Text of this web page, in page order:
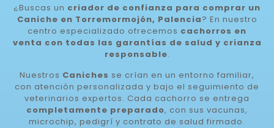
¿Buscas un criador de confianza para comprar un
Caniche en Torremormojón, Palencia? En nuestro
centro especializado ofrecemos cachorros en
venta con todas las garantías de salud y crianza
responsable.
Nuestros Caniches se crían en un entorno familiar,
con atención personalizada y bajo el seguimiento de
veterinarios expertos. Cada cachorro se entrega
completamente preparado, con sus vacunas,
microchip, pedigrí y contrato de salud firmado.